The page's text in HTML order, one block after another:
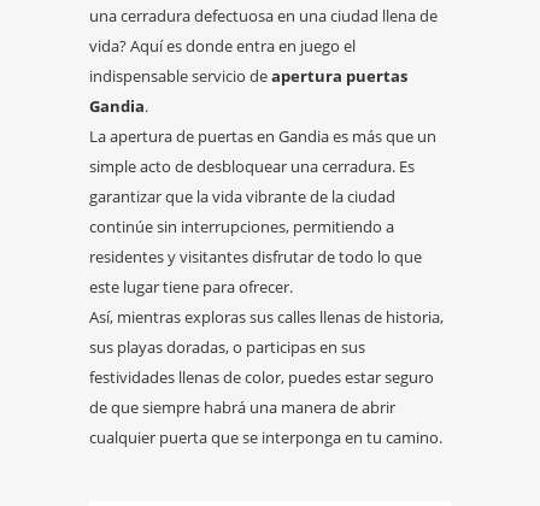
una cerradura defectuosa en una ciudad llena de
vida? Aquí es donde entra en juego el
indispensable servicio deapertura puertas
Gandia.
La apertura de puertas en Gandia es más que un
simple acto de desbloquear una cerradura. Es
garantizar que la vida vibrante de la ciudad
continúe sin interrupciones, permitiendo a
residentes y visitantes disfrutar de todo lo que
este lugar tiene para ofrecer.
Así, mientras exploras sus calles llenas de historia,
sus playas doradas, o participas en sus
festividades llenas de color, puedes estar seguro
de que siempre habrá una manera de abrir
cualquier puerta que se interponga en tu camino.